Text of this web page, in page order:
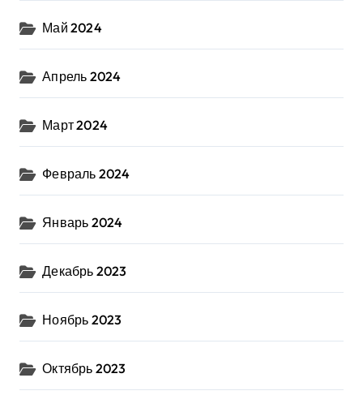
Май 2024
Апрель 2024
Март 2024
Февраль 2024
Январь 2024
Декабрь 2023
Ноябрь 2023
Октябрь 2023